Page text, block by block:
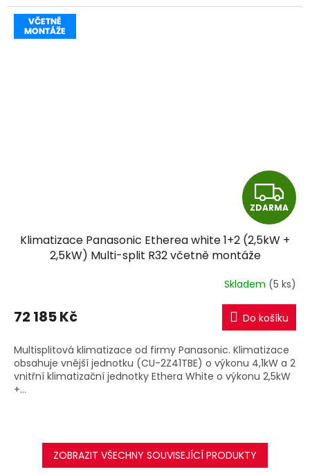
Z
D
A
R
M
A
ZDARMA
Klimatizace Panasonic Etherea white 1+2 (2,5kW +
2,5kW) Multi-split R32 včetně montáže
Skladem (5 ks)
72 185 Kč Do košíku
Multisplitová klimatizace od firmy Panasonic. Klimatizace
obsahuje vnější jednotku (CU-2Z41TBE) o výkonu 4,1kW a 2
vnitřní klimatizační jednotky Ethera White o výkonu 2,5kW
+...
ZOBRAZIT VŠECHNY SOUVISEJÍCÍ PRODUKTY